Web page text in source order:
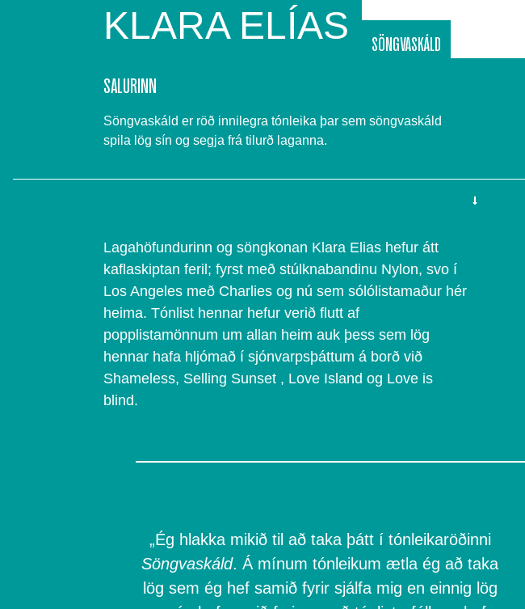
KLARA ELÍAS SÖNGVASKÁLD
SALURINN
Söngvaskáld er röð innilegra tónleika þar sem söngvaskáld
spila lög sín og segja frá tilurð laganna.
Lagahöfundurinn og söngkonan Klara Elias hefur átt
kaflaskiptan feril; fyrst með stúlknabandinu Nylon, svo í
Los Angeles með Charlies og nú sem sólólistamaður hér
heima. Tónlist hennar hefur verið flutt af
popplistamönnum um allan heim auk þess sem lög
hennar hafa hljómað í sjónvarpsþáttum á borð við
Shameless, Selling Sunset , Love Island og Love is
blind.
„Ég hlakka mikið til að taka þátt í tónleikaröðinni
Söngvaskáld. Á mínum tónleikum ætla ég að taka
lög sem ég hef samið fyrir sjálfa mig en einnig lög